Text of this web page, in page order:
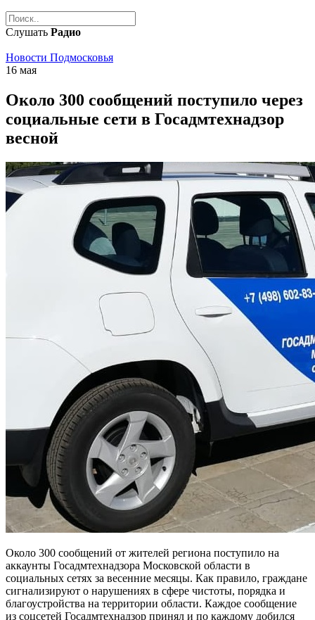
Слушать Радио
Новости Подмосковья
16 мая
Около 300 сообщений поступило через
социальные сети в Госадмтехнадзор
весной
Около 300 сообщений от жителей региона поступило на
аккаунты Госадмтехнадзора Московской области в
социальных сетях за весенние месяцы. Как правило, граждане
сигнализируют о нарушениях в сфере чистоты, порядка и
благоустройства на территории области. Каждое сообщение
из соцсетей Госадмтехнадзор принял и по каждому добился